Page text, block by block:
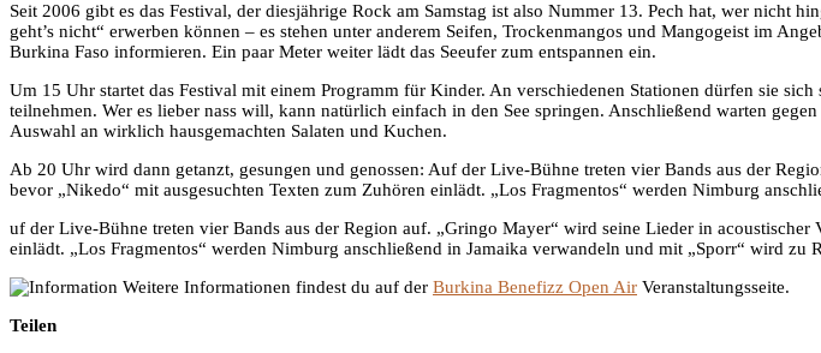
Seit 2006 gibt es das Festival, der diesjährige Rock am Samstag ist also Nummer 13. Pech hat, wer nicht
geht’s nicht“ erwerben können – es stehen unter anderem Seifen, Trockenmangos und Mangogeist im
Burkina Faso informieren. Ein paar Meter weiter lädt das Seeufer zum entspannen ein.
Um 15 Uhr startet das Festival mit einem Programm für Kinder. An verschiedenen Stationen dürfen sie
teilnehmen. Wer es lieber nass will, kann natürlich einfach in den See springen. Anschließend warten
Auswahl an wirklich hausgemachten Salaten und Kuchen.
Ab 20 Uhr wird dann getanzt, gesungen und genossen: Auf der Live-Bühne treten vier Bands aus der
bevor „Nikedo“ mit ausgesuchten Texten zum Zuhören einlädt. „Los Fragmentos“ werden Nimburg
uf der Live-Bühne treten vier Bands aus der Region auf. „Gringo Mayer“ wird seine Lieder in
einlädt. „Los Fragmentos“ werden Nimburg anschließend in Jamaika verwandeln und mit „Sporr“ wird zu
Weitere Informationen findest du auf der Burkina Benefizz Open Air Veranstaltungsseite.
Teilen